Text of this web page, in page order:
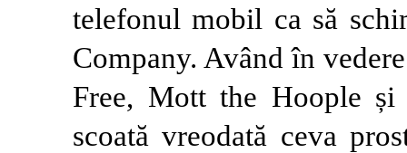
telefonul mobil ca să
Company. Având în
Free, Mott the Hoople
scoată vreodată ceva